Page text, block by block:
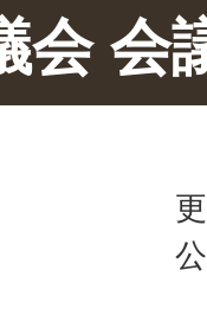
会 会